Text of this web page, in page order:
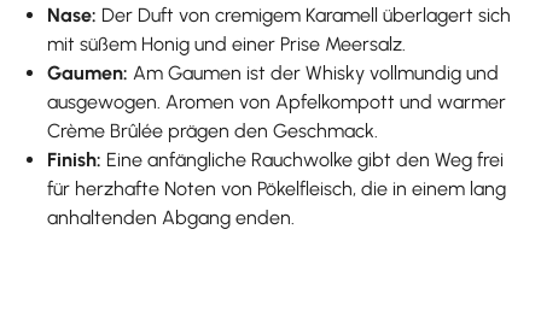
Nase: Der Duft von cremigem Karamell überlagert sich
mit süßem Honig und einer Prise Meersalz.
Gaumen: Am Gaumen ist der Whisky vollmundig und
ausgewogen. Aromen von Apfelkompott und warmer
Crème Brûlée prägen den Geschmack.
Finish: Eine anfängliche Rauchwolke gibt den Weg frei
für herzhafte Noten von Pökelfleisch, die in einem lang
anhaltenden Abgang enden.